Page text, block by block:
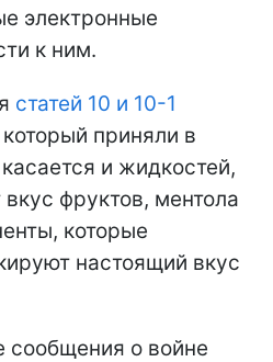
электронные
к ним.
статей 10 и 10-1
который приняли в
и жидкостей,
фруктов, ментола
которые
настоящий вкус
о войне